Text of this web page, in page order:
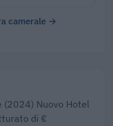
camerale →
(2024) Nuovo Hotel
di €